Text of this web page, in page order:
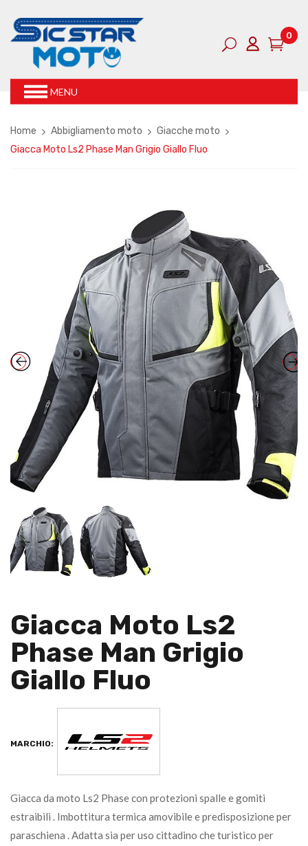
0
MENU
Home Abbigliamento moto
Giacche moto
Giacca Moto Ls2 Phase Man Grigio Giallo Fluo
Giacca Moto Ls2
Phase Man Grigio
Giallo Fluo
MARCHIO:
Giacca da moto Ls2 Phase con protezioni spalle e gomiti
estraibili . Imbottitura termica amovibile e predisposizione per
paraschiena . Adatta sia per uso cittadino che turistico per